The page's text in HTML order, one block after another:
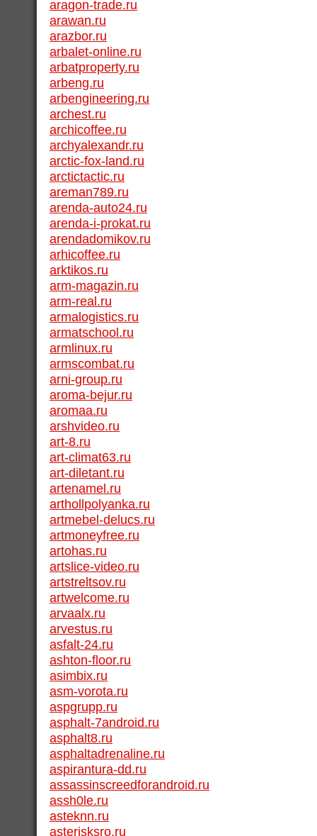
aragon-trade.ru
arawan.ru
arazbor.ru
arbalet-online.ru
arbatproperty.ru
arbeng.ru
arbengineering.ru
archest.ru
archicoffee.ru
archyalexandr.ru
arctic-fox-land.ru
arctictactic.ru
areman789.ru
arenda-auto24.ru
arenda-i-prokat.ru
arendadomikov.ru
arhicoffee.ru
arktikos.ru
arm-magazin.ru
arm-real.ru
armalogistics.ru
armatschool.ru
armlinux.ru
armscombat.ru
arni-group.ru
aroma-bejur.ru
aromaa.ru
arshvideo.ru
art-8.ru
art-climat63.ru
art-diletant.ru
artenamel.ru
arthollpolyanka.ru
artmebel-delucs.ru
artmoneyfree.ru
artohas.ru
artslice-video.ru
artstreltsov.ru
artwelcome.ru
arvaalx.ru
arvestus.ru
asfalt-24.ru
ashton-floor.ru
asimbix.ru
asm-vorota.ru
aspgrupp.ru
asphalt-7android.ru
asphalt8.ru
asphaltadrenaline.ru
aspirantura-dd.ru
assassinscreedforandroid.ru
assh0le.ru
asteknn.ru
asterisksro.ru